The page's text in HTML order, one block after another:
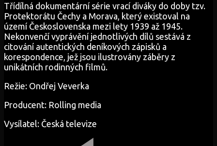
Třídílná dokumentární série vrací diváky do doby tzv.
Protektorátu Čechy a Morava, který existoval na
území Československa mezi lety 1939 až 1945.
Nekonvenčí vyprávění jednotlivých dílů sestává z
citování autentických deníkových zápisků a
korespondence, jež jsou ilustrovány záběry z
unikátních rodinných filmů.
Režie: Ondřej Veverka
Producent: Rolling media
Vysílatel: Česká televize